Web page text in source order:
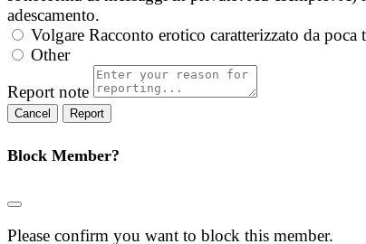
adescamento.
Volgare Racconto erotico caratterizzato da
Other
Report note
Report
Block Member?
Please confirm you want to block this member.